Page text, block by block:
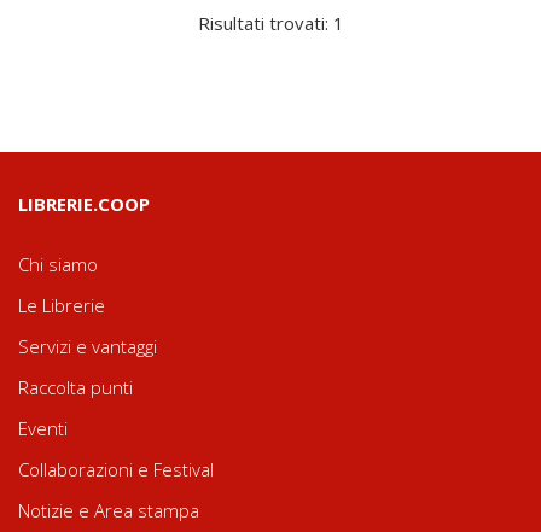
Risultati trovati: 1
LIBRERIE.COOP
Chi siamo
Le Librerie
Servizi e vantaggi
Raccolta punti
Eventi
Collaborazioni e Festival
Notizie e Area stampa